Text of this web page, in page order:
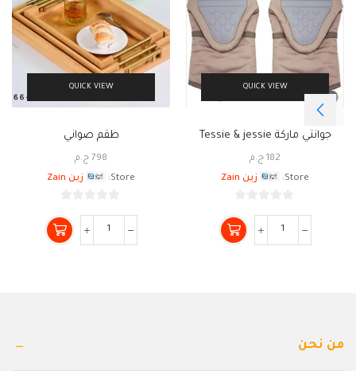
QUICK VIEW
جوانتي ماركة Tessie & jessie
182 ج.م
Store:
زين Zain
من
5
QUICK VIEW
طقم صواني
798 ج.م
Store:
زين Zain
من
5
من نحن